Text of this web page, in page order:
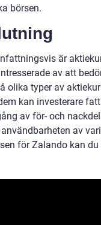
börsen.
är
av att
olika typer av
kan investerare
av för- och
av
för Zalando kan du